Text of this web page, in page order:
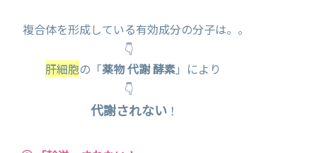
複合体を形成している有効成分の分子は。。
👇
肝細胞の「薬物 代謝 酵素」により
👇
代謝されない ！